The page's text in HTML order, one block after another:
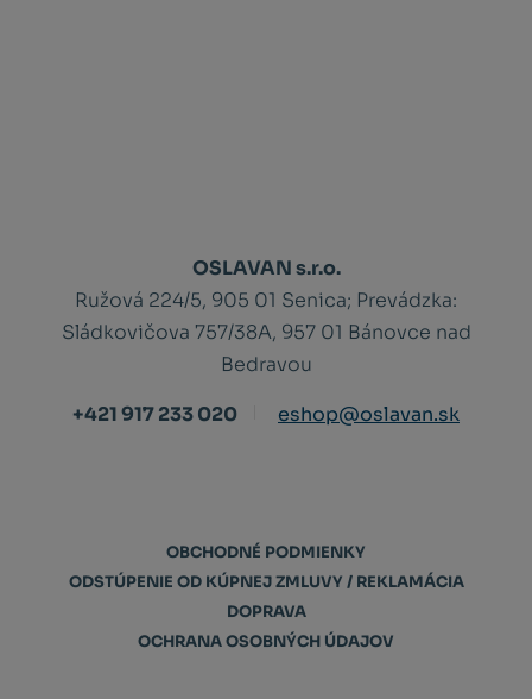
OSLAVAN s.r.o.
Ružová 224/5, 905 01 Senica; Prevádzka:
Sládkovičova 757/38A, 957 01 Bánovce nad
Bedravou
+421 917 233 020
eshop@oslavan.sk
OBCHODNÉ PODMIENKY
ODSTÚPENIE OD KÚPNEJ ZMLUVY / REKLAMÁCIA
DOPRAVA
OCHRANA OSOBNÝCH ÚDAJOV